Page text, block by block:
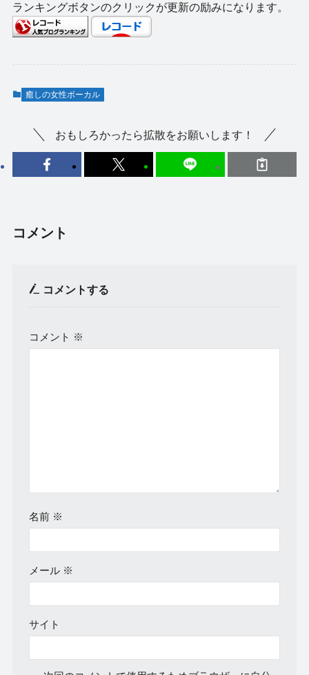
ランキングボタンのクリックが更新の励みになります。
癒しの女性ボーカル
おもしろかったら拡散をお願いします！
コメント
コメントする
コメント ※
名前 ※
メール ※
サイト